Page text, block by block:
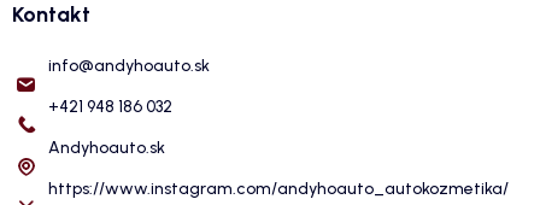
Kontakt
info@andyhoauto.sk
+421 948 186 032
Andyhoauto.sk
https://www.instagram.com/andyhoauto_autokozmetika/